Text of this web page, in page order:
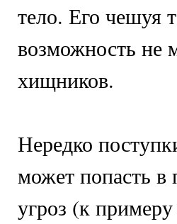
тело. Его чешуя
возможность не
хищников.
Нередко
может попасть в
угроз (к